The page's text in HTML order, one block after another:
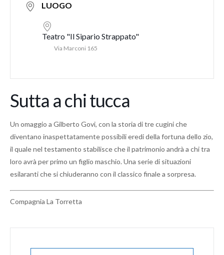
LUOGO
Teatro "Il Sipario Strappato"
Via Marconi 165
Sutta a chi tucca
Un omaggio a Gilberto Govi, con la storia di tre cugini che
diventano inaspettatamente possibili eredi della fortuna dello zio,
il quale nel testamento stabilisce che il patrimonio andrà a chi tra
loro avrà per primo un figlio maschio. Una serie di situazioni
esilaranti che si chiuderanno con il classico finale a sorpresa.
Compagnia La Torretta